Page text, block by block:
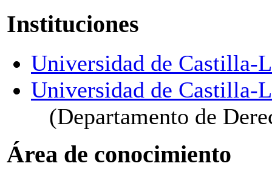
Instituciones
Universidad de Castilla-
Universidad de Castilla-
(Departamento de
Área de conocimiento